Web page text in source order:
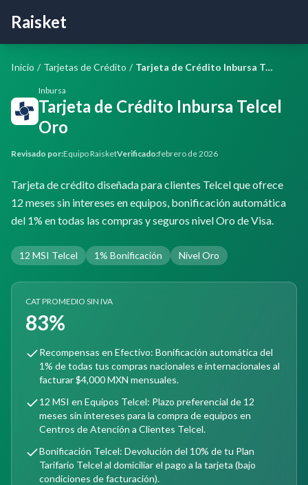
Raisket
Inicio / Tarjetas de Crédito / Tarjeta de Crédito Inbursa Telcel Oro
Inbursa
Tarjeta de Crédito Inbursa Telcel
Oro
Revisado por:Equipo RaisketVerificado:febrero de 2026
Tarjeta de crédito diseñada para clientes Telcel que ofrece
12 meses sin intereses en equipos, bonificación automática
del 1% en todas las compras y seguros nivel Oro de Visa.
12 MSI Telcel 1% Bonificación Nivel Oro
CAT PROMEDIO SIN IVA
83%
Recompensas en Efectivo: Bonificación automática del
1% de todas tus compras nacionales e internacionales al
facturar $4,000 MXN mensuales.
12 MSI en Equipos Telcel: Plazo preferencial de 12
meses sin intereses para la compra de equipos en
Centros de Atención a Clientes Telcel.
Bonificación Telcel: Devolución del 10% de tu Plan
Tarifario Telcel al domiciliar el pago a la tarjeta (bajo
condiciones de facturación).